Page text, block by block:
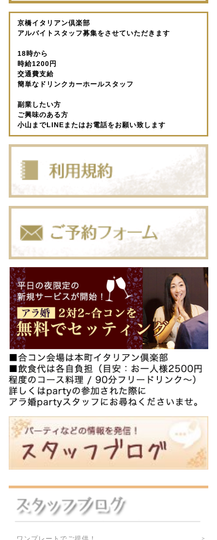
京橋イタリアン倶楽部
アルバイトスタッフ募集をさせていただきます
18時から
時給1200円
交通費支給
簡単なドリンクカーホールスタッフ
副業したい方
ご興味のある方
小山までLINEまたはお電話をお願い致します